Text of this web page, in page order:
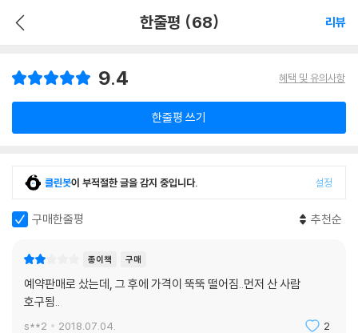
한줄평 (68) 리뷰
9.4 혜택 및 유의사항
한줄평 쓰기
클린봇이 부적절한 글을 감지 중입니다. 설정
구매한줄평 추천순
종이책 구매
예약판매로 샀는데, 그 후에 가격이 뚝뚝 떨어짐..먼저 산 사람
호구됨..
s**2 2018.07.04. 2